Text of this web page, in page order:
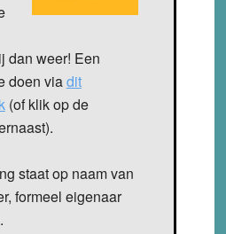
dan weer! Een
doen viadit
(of klik op de
staat op naam van
formeel eigenaar